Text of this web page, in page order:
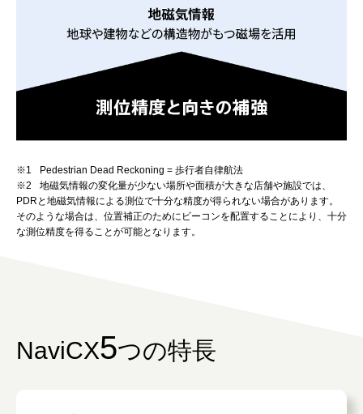
※1
Pedestrian Dead Reckoning = 歩行者自律航法
※2
地磁気情報の変化量が少ない場所や面積が大きな店舗や施設では、
PDRと地磁気情報による測位で十分な精度が得られない場合があります。
そのような場合は、位置補正のためにビーコンを配置することにより、十分
な測位精度を得ることが可能となります。
NaviCX5つの特長